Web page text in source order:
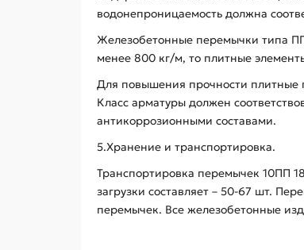
водонепроницаемость должна
Железобетонные перемычки типа ПП
менее 800 кг/м, то плитные
Для повышения прочности плитные
Класс арматуры должен
антикоррозионными составами.
5.Хранение и транспортировка.
Транспортировка перемычек 10ПП
загрузки составляет – 50-67 шт.
перемычек. Все железобетонные